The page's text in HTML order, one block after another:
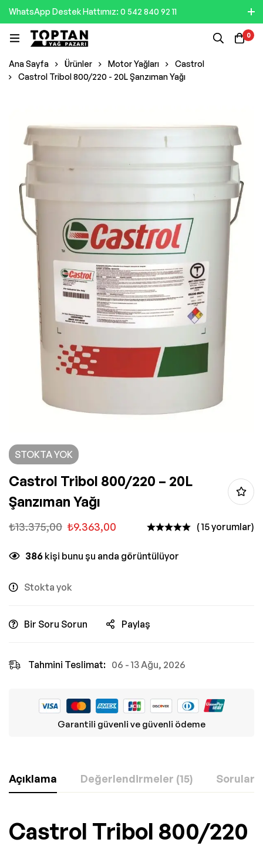
WhatsApp Destek Hattımız: 0 542 840 92 11
0
Ana Sayfa Ürünler Motor Yağları
Castrol
Castrol Tribol 800/220 - 20L Şanzıman Yağı
STOKTA YOK
Castrol Tribol 800/220 – 20L
Şanzıman Yağı
₺13.375,00 ₺9.363,00 ( 15 yorumlar)
386 kişi bunu şu anda görüntülüyor
Stokta yok
Bir Soru Sorun Paylaş
Tahmini Teslimat: 06 - 13 Ağu, 2026
Garantili güvenli ve güvenli ödeme
Açıklama Değerlendirmeler (15) Sorular
Castrol Tribol 800/220